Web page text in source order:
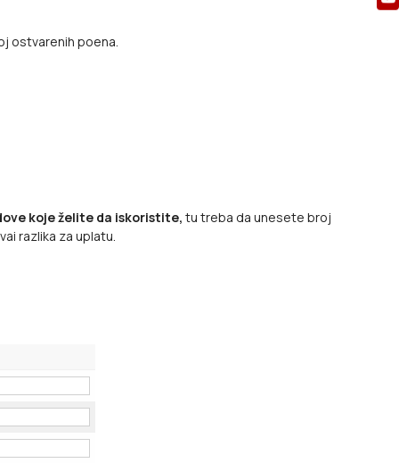
ostvarenih poena.
koje želite da iskoristite, tu treba da unesete broj
razlika za uplatu.